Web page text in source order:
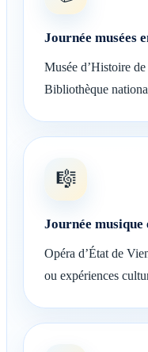
Journée musées
Musée d’Histoire
Bibliothèque
🎼
Journée musique
Opéra d’État de
ou expériences